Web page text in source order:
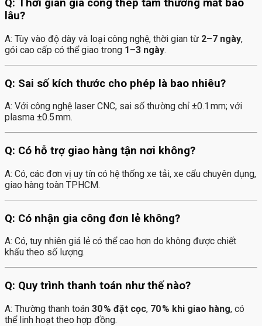
Q: Thời gian gia công thép tấm thường mất bao
lâu?
A: Tùy vào độ dày và loại công nghệ, thời gian từ 2–7 ngày,
gói cao cấp có thể giao trong 1–3 ngày.
Q: Sai số kích thước cho phép là bao nhiêu?
A: Với công nghệ laser CNC, sai số thường chỉ ±0.1 mm; với
plasma ±0.5 mm.
Q: Có hỗ trợ giao hàng tận nơi không?
A: Có, các đơn vị uy tín có hệ thống xe tải, xe cẩu chuyên dụng,
giao hàng toàn TPHCM.
Q: Có nhận gia công đơn lẻ không?
A: Có, tuy nhiên giá lẻ có thể cao hơn do không được chiết
khấu theo số lượng.
Q: Quy trình thanh toán như thế nào?
A: Thường thanh toán 30 % đặt cọc, 70 % khi giao hàng, có
thể linh hoạt theo hợp đồng.